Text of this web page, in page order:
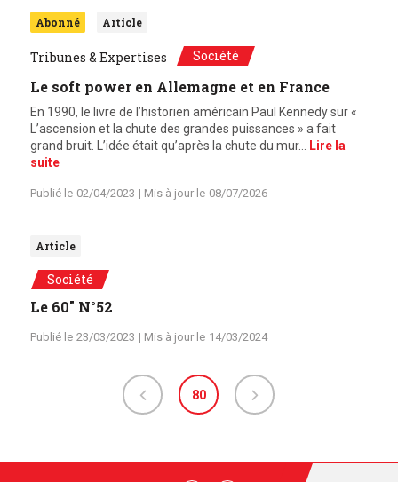
Abonné Article
Tribunes & Expertises Société
Le soft power en Allemagne et en France
En 1990, le livre de l’historien américain Paul Kennedy sur «
L’ascension et la chute des grandes puissances » a fait
grand bruit. L’idée était qu’après la chute du mur…
Lire la
suite
Publié le 02/04/2023 | Mis à jour le 08/07/2026
Article
Société
Le 60" N°52
Publié le 23/03/2023 | Mis à jour le 14/03/2024
80